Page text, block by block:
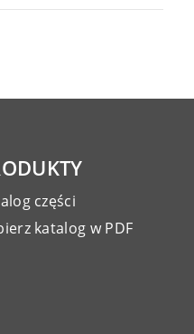
części
katalog w PDF